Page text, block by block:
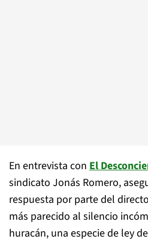
En entrevista con El
sindicato Jonás Romero,
respuesta por parte del
más parecido al silencio
huracán, una especie de ley